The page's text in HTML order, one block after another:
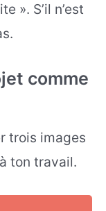
». S’il n’est
comme
trois images
ton travail.